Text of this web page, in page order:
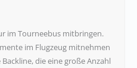
im Tourneebus mitbringen.
im Flugzeug mitnehmen
die eine große Anzahl